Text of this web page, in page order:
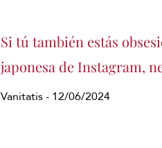
Si tú también estás
japonesa de Instagram,
Vanitatis - 12/06/2024